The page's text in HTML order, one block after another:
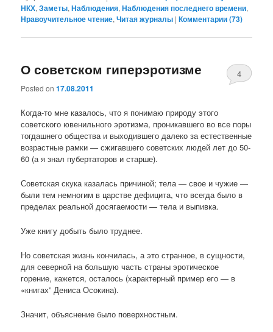
НКХ,Заметы,Наблюдения,Наблюдения последнего времени,
Нравоучительное чтение,Читая журналы |Комментарии (73)
О советском гиперэротизме
Posted on17.08.2011
4
Когда-то мне казалось, что я понимаю природу этого
советского ювенильного эротизма, проникавшего во все поры
тогдашнего общества и выходившего далеко за естественные
возрастные рамки — сжигавшего советских людей лет до 50-
60 (а я знал пубертаторов и старше).
Советская скука казалась причиной; тела — свое и чужие —
были тем немногим в царстве дефицита, что всегда было в
пределах реальной досягаемости — тела и выпивка.
Уже книгу добыть было труднее.
Но советская жизнь кончилась, а это странное, в сущности,
для северной на большую часть страны эротическое
горение, кажется, осталось (характерный пример его — в
«книгах” Дениса Осокина).
Значит, объяснение было поверхностным.